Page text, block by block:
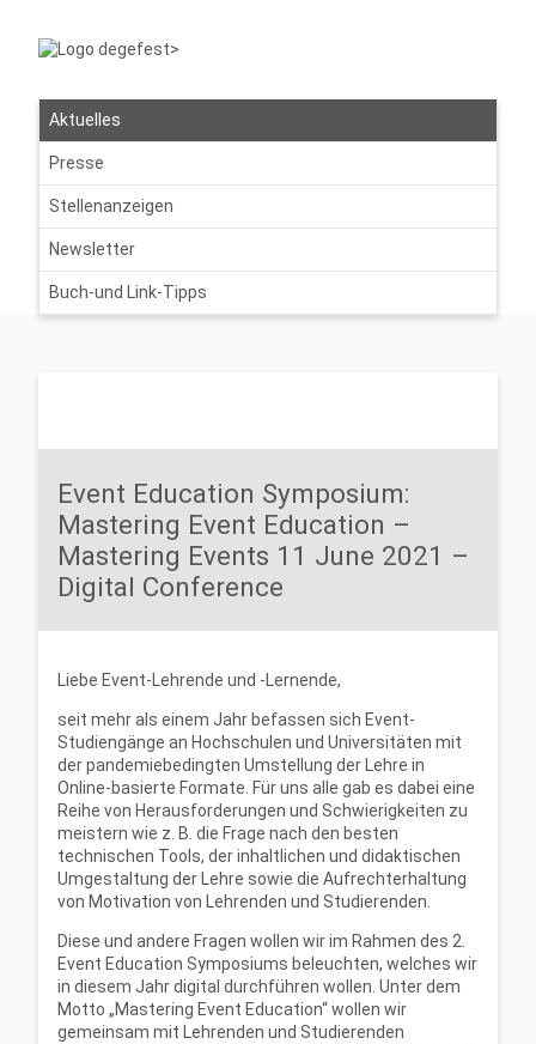
Aktuelles
Presse
Stellenanzeigen
Newsletter
Buch-und Link-Tipps
Event Education Symposium:
Mastering Event Education –
Mastering Events 11 June 2021 –
Digital Conference
Liebe Event-Lehrende und -Lernende,
seit mehr als einem Jahr befassen sich Event-
Studiengänge an Hochschulen und Universitäten mit
der pandemiebedingten Umstellung der Lehre in
Online-basierte Formate. Für uns alle gab es dabei eine
Reihe von Herausforderungen und Schwierigkeiten zu
meistern wie z. B. die Frage nach den besten
technischen Tools, der inhaltlichen und didaktischen
Umgestaltung der Lehre sowie die Aufrechterhaltung
von Motivation von Lehrenden und Studierenden.
Diese und andere Fragen wollen wir im Rahmen des 2.
Event Education Symposiums beleuchten, welches wir
in diesem Jahr digital durchführen wollen. Unter dem
Motto „Mastering Event Education“ wollen wir
gemeinsam mit Lehrenden und Studierenden